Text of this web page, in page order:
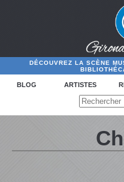
DÉCOUVREZ LA SCÈNE
BLOG ARTISTES